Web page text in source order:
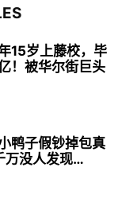
15岁上藤校，毕
！被华尔街巨头
鸭子假钞掉包真
万没人发现…